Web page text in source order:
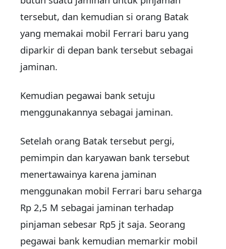
tersebut, dan kemudian si orang Batak
yang memakai mobil Ferrari baru yang
diparkir di depan bank tersebut sebagai
jaminan.
Kemudian pegawai bank setuju
menggunakannya sebagai jaminan.
Setelah orang Batak tersebut pergi,
pemimpin dan karyawan bank tersebut
menertawainya karena jaminan
menggunakan mobil Ferrari baru seharga
Rp 2,5 M sebagai jaminan terhadap
pinjaman sebesar Rp5 jt saja. Seorang
pegawai bank kemudian memarkir mobil